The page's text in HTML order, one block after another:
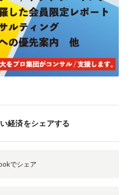
経済をシェアする
でシェア